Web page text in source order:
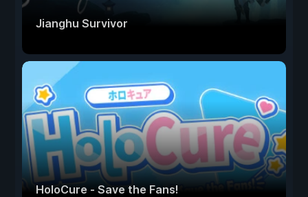
Jianghu Survivor
HoloCure - Save the Fans!